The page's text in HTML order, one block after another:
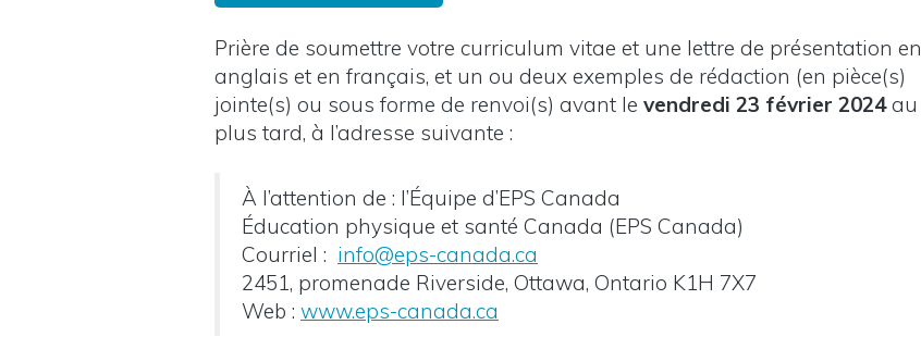
Prière de soumettre votre curriculum vitae et une lettre de présentation en
anglais et en français, et un ou deux exemples de rédaction (en pièce(s)
jointe(s) ou sous forme de renvoi(s) avant le vendredi 23 février 2024au
plus tard, à l’adresse suivante :
À l’attention de : l’Équipe d’EPS Canada
Éducation physique et santé Canada (EPS Canada)
Courriel : info@eps-canada.ca
2451, promenade Riverside, Ottawa, Ontario K1H 7X7
Web : www.eps-canada.ca